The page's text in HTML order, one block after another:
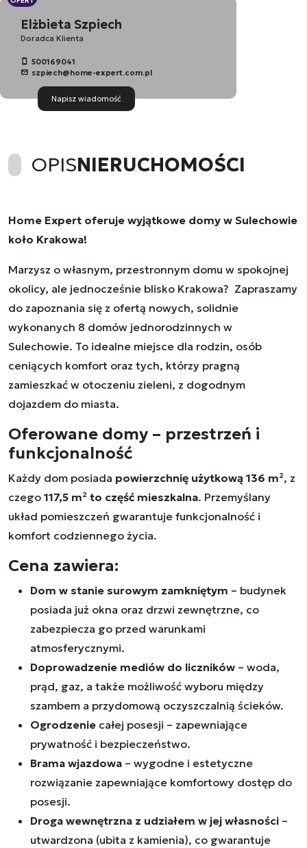
Elżbieta Szpiech
Doradca Klienta
500169041
szpiech@home-expert.com.pl
Napisz wiadomość
OPISNIERUCHOMOŚCI
Home Expert oferuje wyjątkowe domy w Sulechowie
koło Krakowa!
Marzysz o własnym, przestronnym domu w spokojnej
okolicy, ale jednocześnie blisko Krakowa? Zapraszamy
do zapoznania się z ofertą nowych, solidnie
wykonanych 8 domów jednorodzinnych w
Sulechowie. To idealne miejsce dla rodzin, osób
ceniących komfort oraz tych, którzy pragną
zamieszkać w otoczeniu zieleni, z dogodnym
dojazdem do miasta.
Oferowane domy – przestrzeń i
funkcjonalność
Każdy dom posiada powierzchnię użytkową 136 m², z
czego 117,5 m² to część mieszkalna. Przemyślany
układ pomieszczeń gwarantuje funkcjonalność i
komfort codziennego życia.
Cena zawiera:
Dom w stanie surowym zamkniętym – budynek
posiada już okna oraz drzwi zewnętrzne, co
zabezpiecza go przed warunkami
atmosferycznymi.
Doprowadzenie mediów do liczników – woda,
prąd, gaz, a także możliwość wyboru między
szambem a przydomową oczyszczalnią ścieków.
Ogrodzenie całej posesji – zapewniające
prywatność i bezpieczeństwo.
Brama wjazdowa – wygodne i estetyczne
rozwiązanie zapewniające komfortowy dostęp do
posesji.
Droga wewnętrzna z udziałem w jej własności –
utwardzona (ubita z kamienia), co gwarantuje